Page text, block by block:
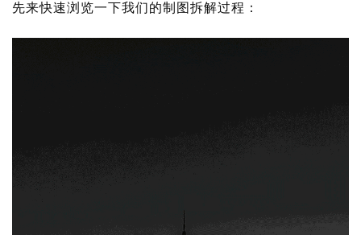
先来快速浏览一下我们的制图拆解过程：